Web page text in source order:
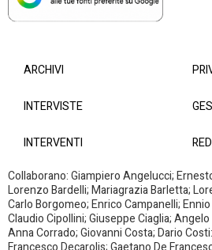
ARCHIVI
INTERVISTE
INTERVENTI
Collaborano: Giampiero Angelucci;
Lorenzo Bardelli; Mariagrazia Barletta;
Carlo Borgomeo; Enrico Campanelli;
Claudio Cipollini; Giuseppe Ciaglia;
Anna Corrado; Giovanni Costa; Dario